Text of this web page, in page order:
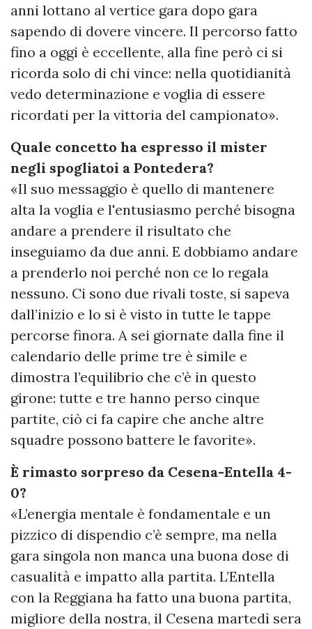
anni lottano al vertice gara dopo gara
sapendo di dovere vincere. Il percorso fatto
fino a oggi è eccellente, alla fine però ci si
ricorda solo di chi vince: nella quotidianità
vedo determinazione e voglia di essere
ricordati per la vittoria del campionato».
Quale concetto ha espresso il mister
negli spogliatoi a Pontedera?
«Il suo messaggio è quello di mantenere
alta la voglia e l'entusiasmo perché bisogna
andare a prendere il risultato che
inseguiamo da due anni. E dobbiamo andare
a prenderlo noi perché non ce lo regala
nessuno. Ci sono due rivali toste, si sapeva
dall’inizio e lo si è visto in tutte le tappe
percorse finora. A sei giornate dalla fine il
calendario delle prime tre è simile e
dimostra l’equilibrio che c’è in questo
girone: tutte e tre hanno perso cinque
partite, ciò ci fa capire che anche altre
squadre possono battere le favorite».
È rimasto sorpreso da Cesena-Entella 4-
0?
«L’energia mentale è fondamentale e un
pizzico di dispendio c’è sempre, ma nella
gara singola non manca una buona dose di
casualità e impatto alla partita. L’Entella
con la Reggiana ha fatto una buona partita,
migliore della nostra, il Cesena martedì sera